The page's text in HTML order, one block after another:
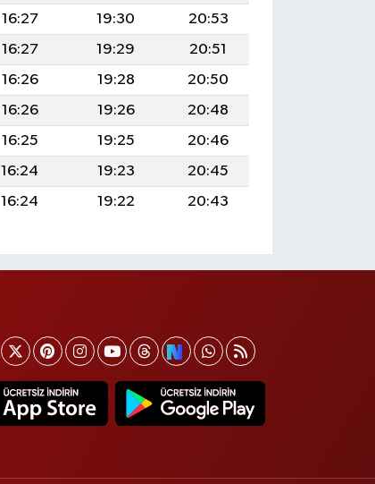
16:27 19:30
20:53
16:27 19:29
20:51
16:26 19:28
20:50
16:26 19:26
20:48
16:25 19:25
20:46
16:24 19:23
20:45
16:24 19:22 20:43